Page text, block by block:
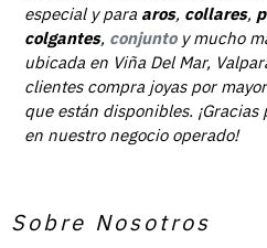
especial y para aros, collares,
colgantes, conjunto y mucho
ubicada en Viña Del Mar,
clientes compra joyas por
que están disponibles.
en nuestro negocio operado!
Sobre Nosotros